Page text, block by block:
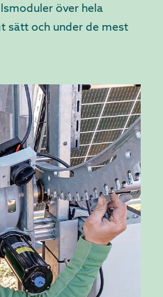
över hela
sätt och under de mest